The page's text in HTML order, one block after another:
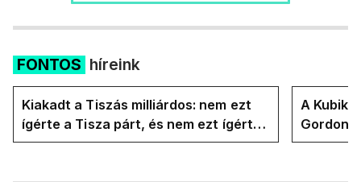
FONTOS híreink
Kiakadt a Tiszás milliárdos: nem ezt
ígérte a Tisza párt, és nem ezt ígérte
Magyar Péter a kampányban
A Kubik
Gordon
Magyar